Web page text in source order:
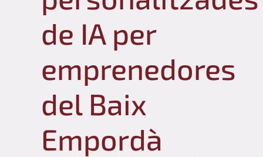
de IA per
emprenedores
del Baix
Empordà